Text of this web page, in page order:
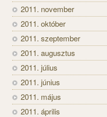
2011. november
2011. október
2011. szeptember
2011. augusztus
2011. július
2011. június
2011. május
2011. április